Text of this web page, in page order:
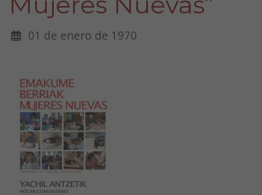
01 de enero de 1970